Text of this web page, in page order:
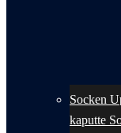
Socken
kaputte